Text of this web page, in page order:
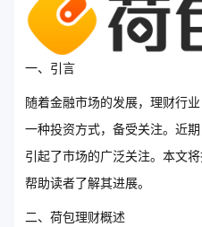
一、引言
随着金融市场的发展，理财行
一种投资方式，备受关注。近
引起了市场的广泛关注。本文
帮助读者了解其进展。
二、荷包理财概述